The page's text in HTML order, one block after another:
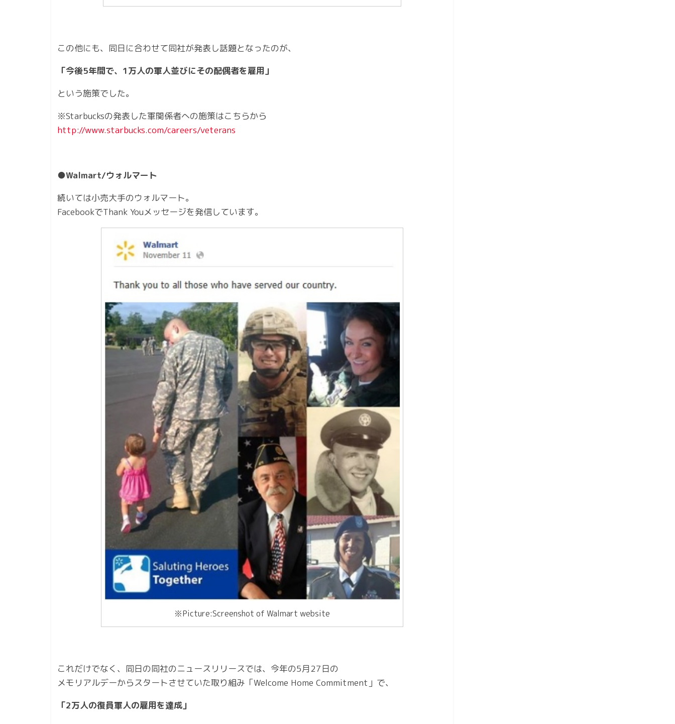
この他にも、同日に合わせて同社が発表し話題となったのが、
「今後5年間で、1万人の軍人並びにその配偶者を雇用」
という施策でした。
※Starbucksの発表した軍関係者への施策はこちらから
http://www.starbucks.com/careers/veterans
●Walmart/ウォルマート
続いては小売大手のウォルマート。
FacebookでThank Youメッセージを発信しています。
※Picture:Screenshot of Walmart website
これだけでなく、同日の同社のニュースリリースでは、今年の5月27日の
メモリアルデーからスタートさせていた取り組み「Welcome Home Commitment」で、
「2万人の復員軍人の雇用を達成」